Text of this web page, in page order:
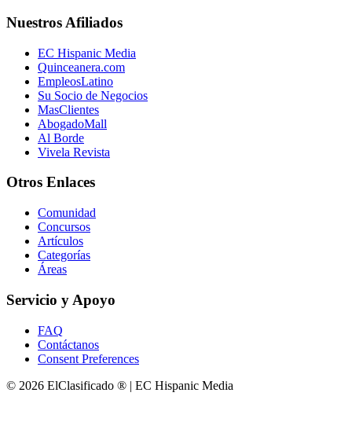
Nuestros Afiliados
EC Hispanic Media
Quinceanera.com
EmpleosLatino
Su Socio de Negocios
MasClientes
AbogadoMall
Al Borde
Vivela Revista
Otros Enlaces
Comunidad
Concursos
Artículos
Categorías
Áreas
Servicio y Apoyo
FAQ
Contáctanos
Consent Preferences
© 2026 ElClasificado ® | EC Hispanic Media